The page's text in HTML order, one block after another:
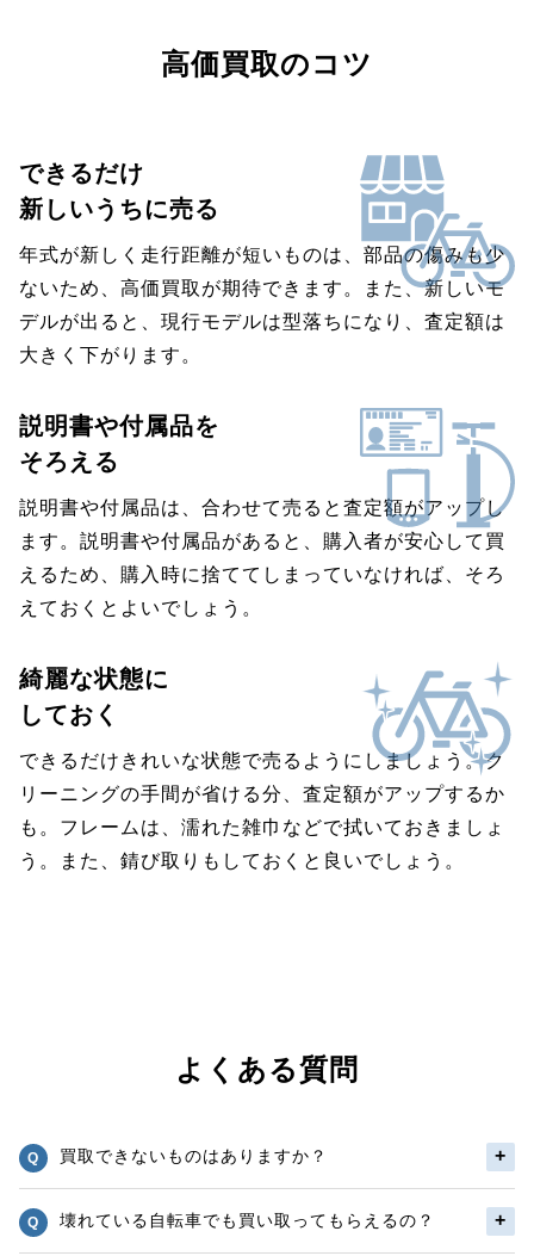
高価買取のコツ
できるだけ
新しいうちに売る
年式が新しく走行距離が短いものは、部品の傷みも少
ないため、高価買取が期待できます。また、新しいモ
デルが出ると、現行モデルは型落ちになり、査定額は
大きく下がります。
説明書や付属品を
そろえる
説明書や付属品は、合わせて売ると査定額がアップし
ます。説明書や付属品があると、購入者が安心して買
えるため、購入時に捨ててしまっていなければ、そろ
えておくとよいでしょう。
綺麗な状態に
しておく
できるだけきれいな状態で売るようにしましょう。ク
リーニングの手間が省ける分、査定額がアップするか
も。フレームは、濡れた雑巾などで拭いておきましょ
う。また、錆び取りもしておくと良いでしょう。
よくある質問
買取できないものはありますか？
壊れている自転車でも買い取ってもらえるの？